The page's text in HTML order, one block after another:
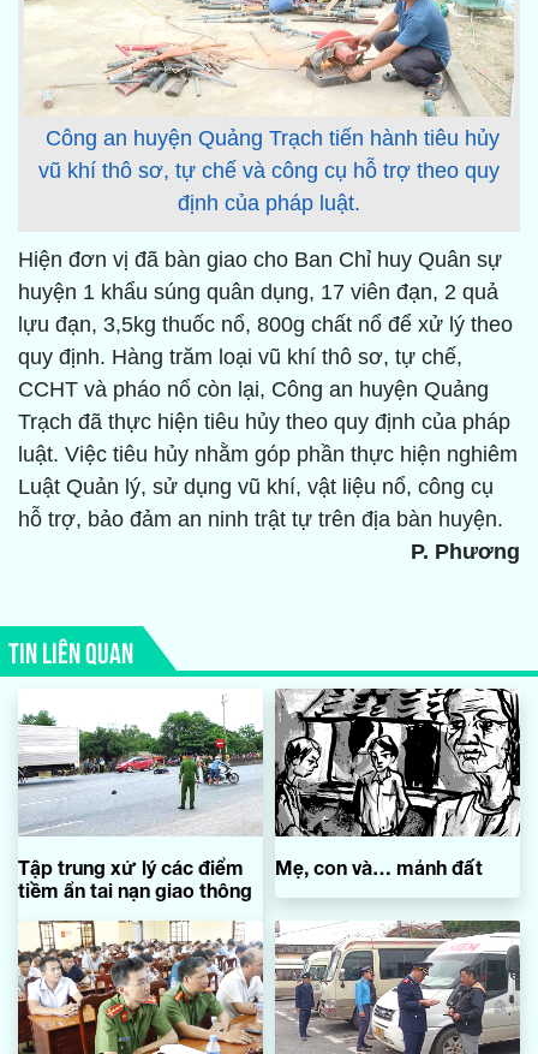
Công an huyện Quảng Trạch tiến hành tiêu hủy
vũ khí thô sơ, tự chế và công cụ hỗ trợ theo quy
định của pháp luật.
Hiện đơn vị đã bàn giao cho Ban Chỉ huy Quân sự
huyện 1 khẩu súng quân dụng, 17 viên đạn, 2 quả
lựu đạn, 3,5kg thuốc nổ, 800g chất nổ để xử lý theo
quy định. Hàng trăm loại vũ khí thô sơ, tự chế,
CCHT và pháo nổ còn lại, Công an huyện Quảng
Trạch đã thực hiện tiêu hủy theo quy định của pháp
luật. Việc tiêu hủy nhằm góp phần thực hiện nghiêm
Luật Quản lý, sử dụng vũ khí, vật liệu nổ, công cụ
hỗ trợ, bảo đảm an ninh trật tự trên địa bàn huyện.
P. Phương
TIN LIÊN QUAN
Tập trung xử lý các điểm
tiềm ẩn tai nạn giao thông
Mẹ, con và… mảnh đất